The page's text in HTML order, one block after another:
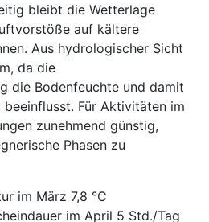
bleibt die Wetterlage
auf kältere
Aus hydrologischer Sicht
da die
die Bodenfeuchte und damit
Für Aktivitäten im
zunehmend günstig,
Phasen zu
im März 7,8 °C
im April 5 Std./Tag